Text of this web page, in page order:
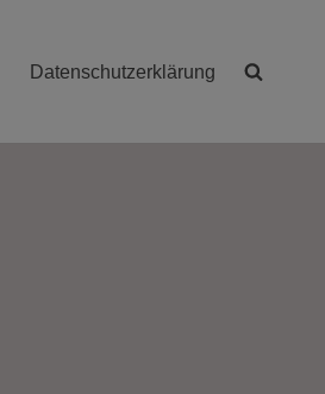
Datenschutzerklärung